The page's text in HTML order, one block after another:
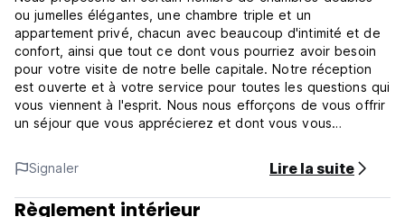
ou jumelles élégantes, une chambre triple et un
appartement privé, chacun avec beaucoup d'intimité et de
confort, ainsi que tout ce dont vous pourriez avoir besoin
pour votre visite de notre belle capitale. Notre réception
est ouverte et à votre service pour toutes les questions qui
vous viennent à l'esprit. Nous nous efforçons de vous offrir
un séjour que vous apprécierez et dont vous vous
Venez nous rendre visite et profitez-en !
Chambres à Zajčeva 34 - Conditions générales de vente
La réception fonctionne de 8hs à 22hs.
Politique d'annulation : 72h avant l'arrivée. En cas
Signaler Lire la suite
Règlement intérieur